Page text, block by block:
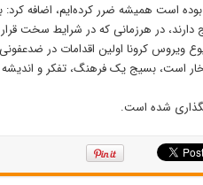
است همیشه ضرر کرده‌ایم، اضافه کرد:
دارند، در هرزمانی که در شرایط سخت
کرونا اولین اقدامات در ضدعفونی
است، بسیج یک فرهنگ، تفکر و